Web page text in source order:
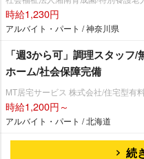
時給1,230円
アルバイト・パート / 神奈川県
「週3から可」調理スタッフ
ホーム/社会保障完備
MT居宅サービス 株式会社/住宅型有
時給1,200円～
アルバイト・パート / 北海道
続